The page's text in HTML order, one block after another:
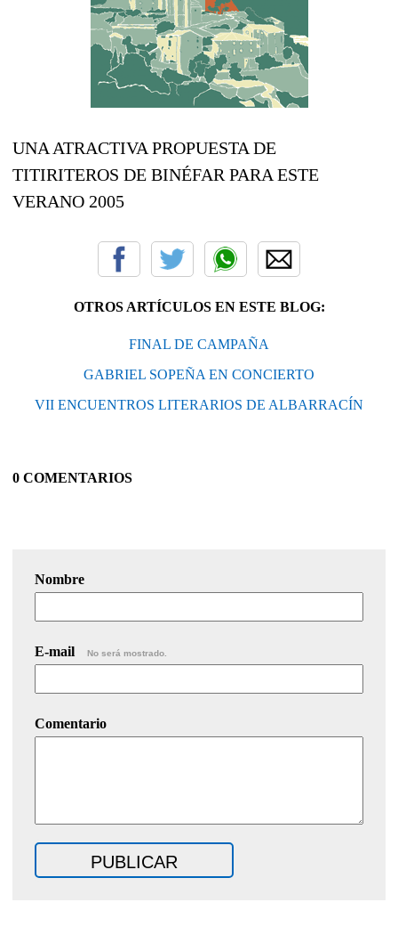
UNA ATRACTIVA PROPUESTA DE
TITIRITEROS DE BINÉFAR PARA ESTE
VERANO 2005
OTROS ARTÍCULOS EN ESTE BLOG:
FINAL DE CAMPAÑA
GABRIEL SOPEÑA EN CONCIERTO
VII ENCUENTROS LITERARIOS DE ALBARRACÍN
0 COMENTARIOS
Nombre
E-mail No será mostrado.
Comentario